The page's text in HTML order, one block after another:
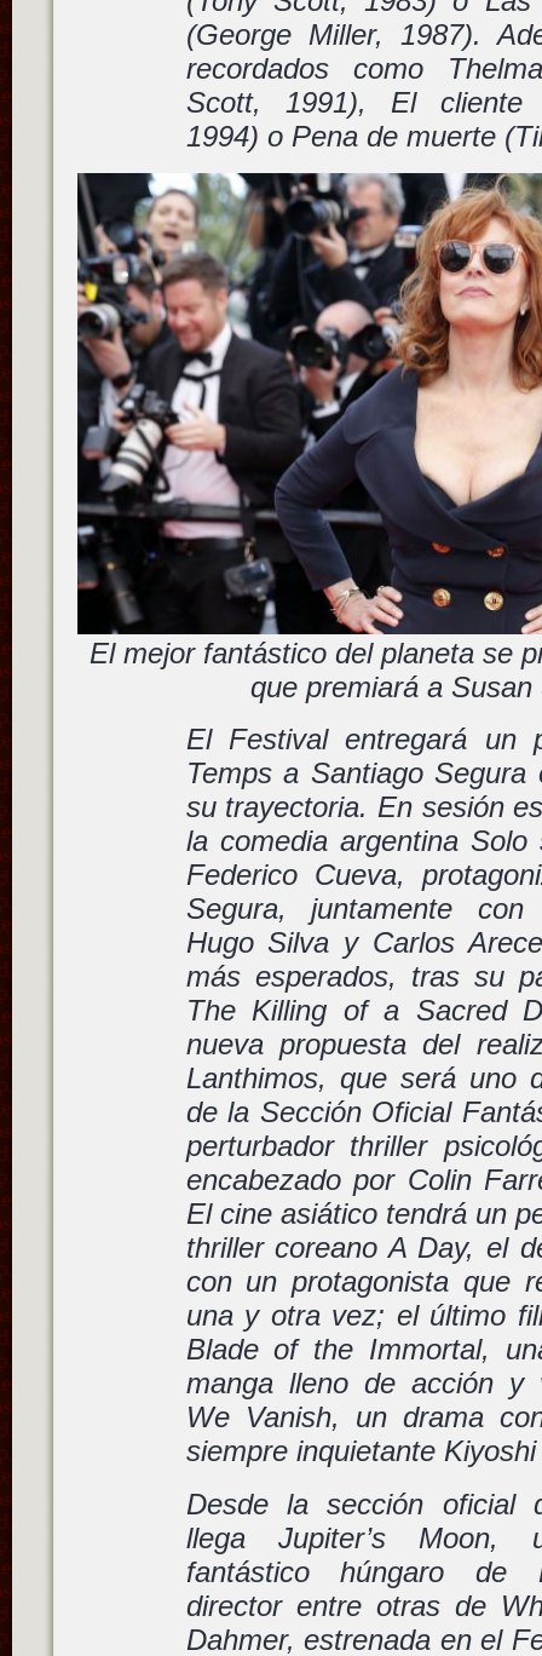
(George Miller, 1987).
recordados como
Scott, 1991), El cliente
1994) o Pena de muerte
El mejor fantástico del planeta se
que premiará a Susan
El Festival entregará un
Temps a Santiago Segura
su trayectoria. En sesión
la comedia argentina
Federico Cueva,
Segura, juntamente con
Hugo Silva y Carlos
más esperados, tras su
The Killing of a Sacred
nueva propuesta del
Lanthimos, que será uno
de la Sección Oficial
perturbador thriller
encabezado por Colin
El cine asiático tendrá un
thriller coreano A Day, el
con un protagonista que
una y otra vez; el último
Blade of the Immortal,
manga lleno de acción y
We Vanish, un drama
siempre inquietante
Desde la sección oficial
llega Jupiter’s Moon,
fantástico húngaro de
director entre otras de
Dahmer, estrenada en el